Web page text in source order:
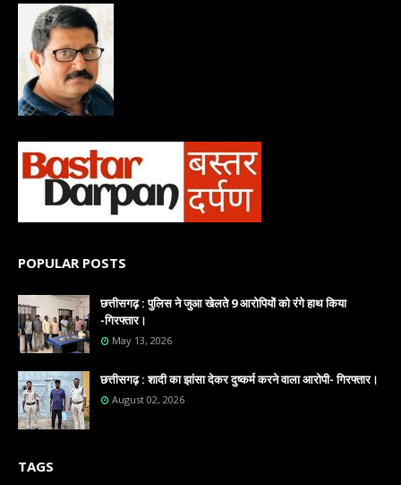
POPULAR POSTS
छत्तीसगढ़ : पुलिस ने जुआ खेलते 9 आरोपियों को रंगे हाथ किया
-गिरफ्तार।
May 13, 2026
छत्तीसगढ़ : शादी का झांसा देकर दुष्कर्म करने वाला आरोपी- गिरफ्तार।
August 02, 2026
TAGS